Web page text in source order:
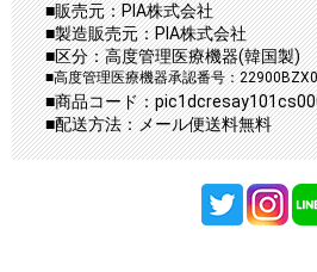
■販売元：PIA株式会社
■製造販売元：PIA株式会社
■区分：高度管理医療機器(韓国製)
■高度管理医療機器承認番号：
■商品コード：
■配送方法：メール便送料無料